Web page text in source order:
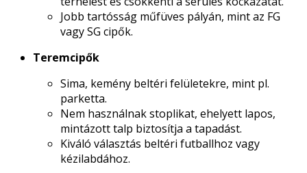
Jobb tartósság műfüves pályán, mint az FG
vagy SG cipők.
Teremcipők
Sima, kemény beltéri felületekre, mint pl.
parketta.
Nem használnak stoplikat, ehelyett lapos,
mintázott talp biztosítja a tapadást.
Kiváló választás beltéri futballhoz vagy
kézilabdához.